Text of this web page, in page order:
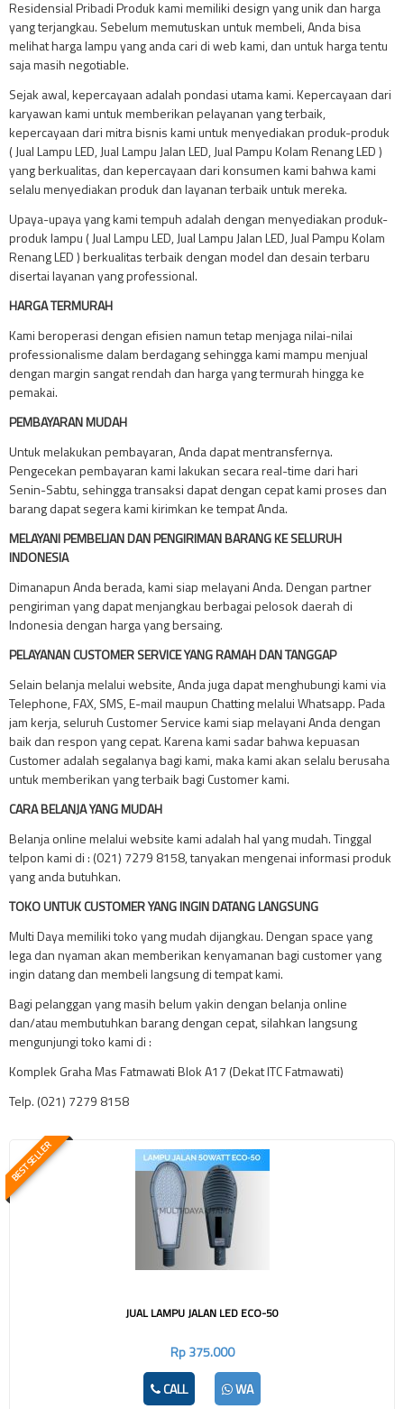
Residensial Pribadi Produk kami memiliki design yang unik dan harga
yang terjangkau. Sebelum memutuskan untuk membeli, Anda bisa
melihat harga lampu yang anda cari di web kami, dan untuk harga tentu
saja masih negotiable.
Sejak awal, kepercayaan adalah pondasi utama kami. Kepercayaan dari
karyawan kami untuk memberikan pelayanan yang terbaik,
kepercayaan dari mitra bisnis kami untuk menyediakan produk-produk
( Jual Lampu LED, Jual Lampu Jalan LED, Jual Pampu Kolam Renang LED )
yang berkualitas, dan kepercayaan dari konsumen kami bahwa kami
selalu menyediakan produk dan layanan terbaik untuk mereka.
Upaya-upaya yang kami tempuh adalah dengan menyediakan produk-
produk lampu ( Jual Lampu LED, Jual Lampu Jalan LED, Jual Pampu Kolam
Renang LED ) berkualitas terbaik dengan model dan desain terbaru
disertai layanan yang professional.
HARGA TERMURAH
Kami beroperasi dengan efisien namun tetap menjaga nilai-nilai
professionalisme dalam berdagang sehingga kami mampu menjual
dengan margin sangat rendah dan harga yang termurah hingga ke
pemakai.
PEMBAYARAN MUDAH
Untuk melakukan pembayaran, Anda dapat mentransfernya.
Pengecekan pembayaran kami lakukan secara real-time dari hari
Senin-Sabtu, sehingga transaksi dapat dengan cepat kami proses dan
barang dapat segera kami kirimkan ke tempat Anda.
MELAYANI PEMBELIAN DAN PENGIRIMAN BARANG KE SELURUH
INDONESIA
Dimanapun Anda berada, kami siap melayani Anda. Dengan partner
pengiriman yang dapat menjangkau berbagai pelosok daerah di
Indonesia dengan harga yang bersaing.
PELAYANAN CUSTOMER SERVICE YANG RAMAH DAN TANGGAP
Selain belanja melalui website, Anda juga dapat menghubungi kami via
Telephone, FAX, SMS, E-mail maupun Chatting melalui Whatsapp. Pada
jam kerja, seluruh Customer Service kami siap melayani Anda dengan
baik dan respon yang cepat. Karena kami sadar bahwa kepuasan
Customer adalah segalanya bagi kami, maka kami akan selalu berusaha
untuk memberikan yang terbaik bagi Customer kami.
CARA BELANJA YANG MUDAH
Belanja online melalui website kami adalah hal yang mudah. Tinggal
telpon kami di : (021) 7279 8158, tanyakan mengenai informasi produk
yang anda butuhkan.
TOKO UNTUK CUSTOMER YANG INGIN DATANG LANGSUNG
Multi Daya memiliki toko yang mudah dijangkau. Dengan space yang
lega dan nyaman akan memberikan kenyamanan bagi customer yang
ingin datang dan membeli langsung di tempat kami.
Bagi pelanggan yang masih belum yakin dengan belanja online
dan/atau membutuhkan barang dengan cepat, silahkan langsung
mengunjungi toko kami di :
Komplek Graha Mas Fatmawati Blok A17 (Dekat ITC Fatmawati)
Telp. (021) 7279 8158
BEST SELLER
JUAL LAMPU JALAN LED ECO-50
Rp 375.000
CALL
WA